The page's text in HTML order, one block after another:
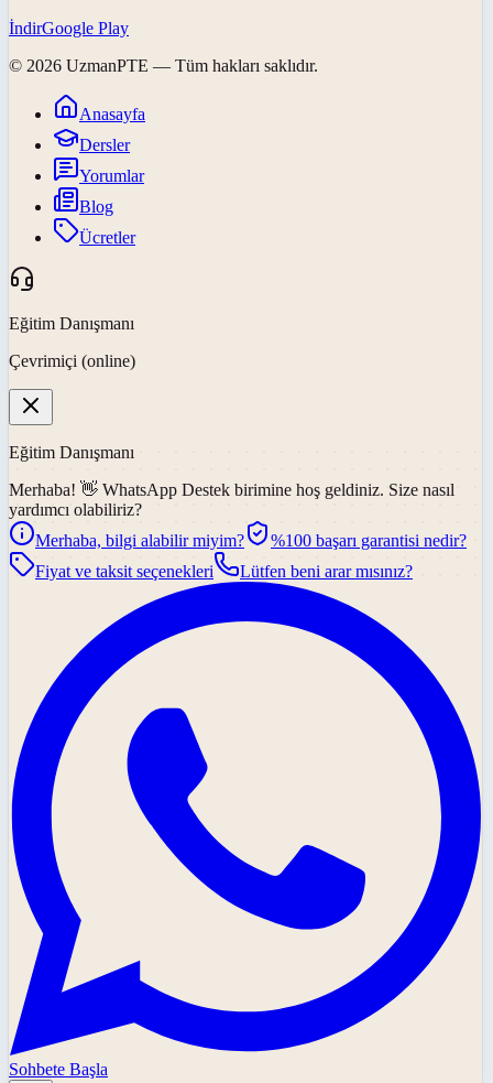
İndirGoogle Play
© 2026 UzmanPTE — Tüm hakları saklıdır.
Anasayfa
Dersler
Yorumlar
Blog
Ücretler
Eğitim Danışmanı
Çevrimiçi (online)
Eğitim Danışmanı
Merhaba! 👋 WhatsApp Destek birimine hoş geldiniz. Size nasıl
yardımcı olabiliriz?
Merhaba, bilgi alabilir miyim?
%100 başarı garantisi nedir?
Fiyat ve taksit seçenekleri
Lütfen beni arar mısınız?
Sohbete Başla